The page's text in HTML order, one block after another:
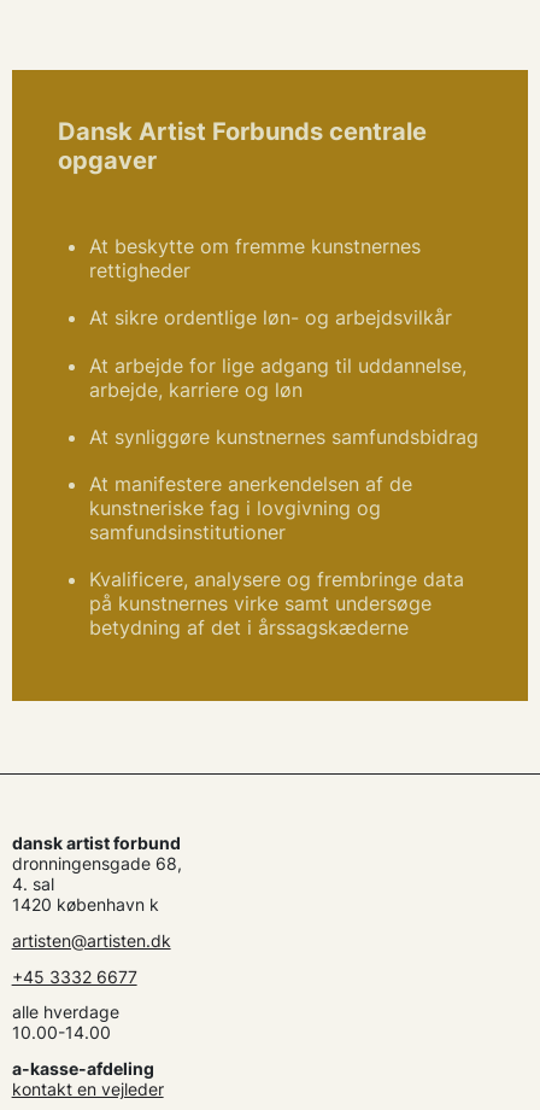
Dansk Artist Forbunds centrale
opgaver
At beskytte om fremme kunstnernes
rettigheder
At sikre ordentlige løn- og arbejdsvilkår
At arbejde for lige adgang til uddannelse,
arbejde, karriere og løn
At synliggøre kunstnernes samfundsbidrag
At manifestere anerkendelsen af de
kunstneriske fag i lovgivning og
samfundsinstitutioner
Kvalificere, analysere og frembringe data
på kunstnernes virke samt undersøge
betydning af det i årssagskæderne
dansk artist forbund
dronningensgade 68,
4. sal
1420 københavn k
artisten@artisten.dk
+45 3332 6677
alle hverdage
10.00-14.00
a-kasse-afdeling
kontakt en vejleder